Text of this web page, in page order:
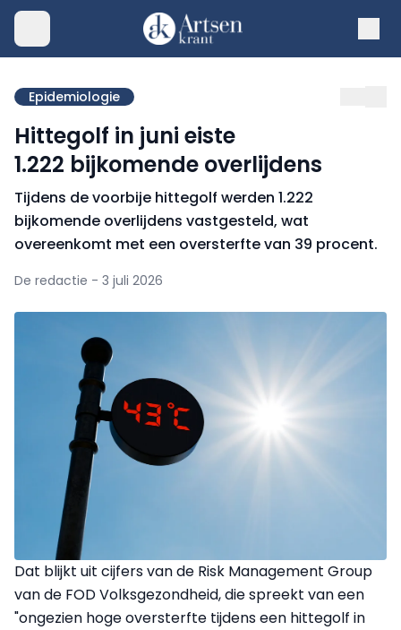
Epidemiologie
Hittegolf in juni eiste
1.222 bijkomende overlijdens
Tijdens de voorbije hittegolf werden 1.222
bijkomende overlijdens vastgesteld, wat
overeenkomt met een oversterfte van 39 procent.
De redactie - 3 juli 2026
Dat blijkt uit cijfers van de Risk Management Group
van de FOD Volksgezondheid, die spreekt van een
"ongezien hoge oversterfte tijdens een hittegolf in